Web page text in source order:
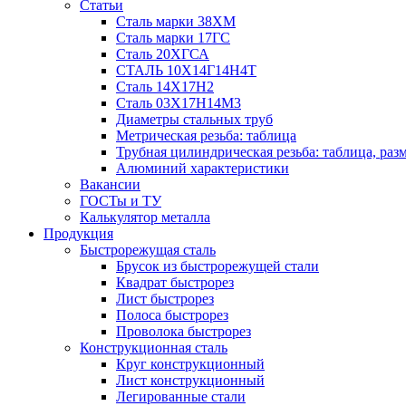
Статьи
Сталь марки 38ХМ
Сталь марки 17ГС
Сталь 20ХГСА
СТАЛЬ 10Х14Г14Н4Т
Сталь 14Х17Н2
Сталь 03Х17Н14М3
Диаметры стальных труб
Метрическая резьба: таблица
Трубная цилиндрическая резьба: таблица,
Алюминий характеристики
Вакансии
ГОСТы и ТУ
Калькулятор металла
Продукция
Быстрорежущая сталь
Брусок из быстрорежущей стали
Квадрат быстрорез
Лист быстрорез
Полоса быстрорез
Проволока быстрорез
Конструкционная сталь
Круг конструкционный
Лист конструкционный
Легированные стали